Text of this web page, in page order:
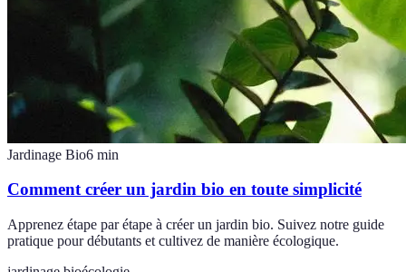
Jardinage Bio6 min
Comment créer un jardin bio en toute simplicité
Apprenez étape par étape à créer un jardin bio. Suivez notre guide
pratique pour débutants et cultivez de manière écologique.